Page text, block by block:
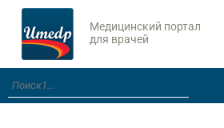
Медицинский портал
для врачей